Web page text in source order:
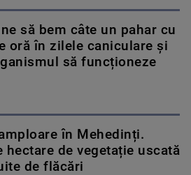
să bem câte un pahar cu
oră în zilele caniculare și
să funcționeze
în Mehedinți.
hectare de vegetație uscată
de flăcări